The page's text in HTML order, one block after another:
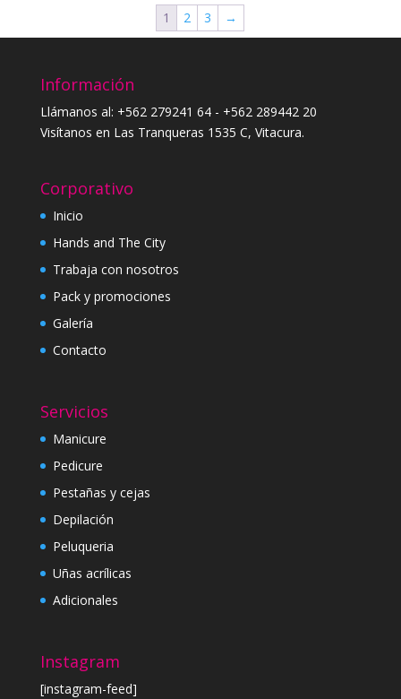
1 2 3 →
Información
Llámanos al: +562 279241 64 - +562 289442 20
Visítanos en Las Tranqueras 1535 C, Vitacura.
Corporativo
Inicio
Hands and The City
Trabaja con nosotros
Pack y promociones
Galería
Contacto
Servicios
Manicure
Pedicure
Pestañas y cejas
Depilación
Peluqueria
Uñas acrílicas
Adicionales
Instagram
[instagram-feed]